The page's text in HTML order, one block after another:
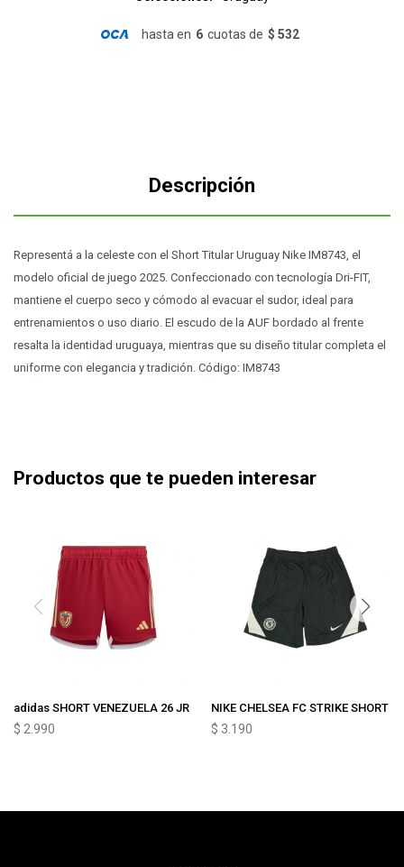
hasta en 6 cuotas de $ 532
Descripción
Representá a la celeste con el Short Titular Uruguay Nike IM8743, el
modelo oficial de juego 2025. Confeccionado con tecnología Dri-FIT,
mantiene el cuerpo seco y cómodo al evacuar el sudor, ideal para
entrenamientos o uso diario. El escudo de la AUF bordado al frente
resalta la identidad uruguaya, mientras que su diseño titular completa el
uniforme con elegancia y tradición. Código: IM8743
Productos que te pueden interesar
adidas SHORT VENEZUELA 26 JR
$ 2.990
NIKE CHELSEA FC STRIKE SHORT
$ 3.190